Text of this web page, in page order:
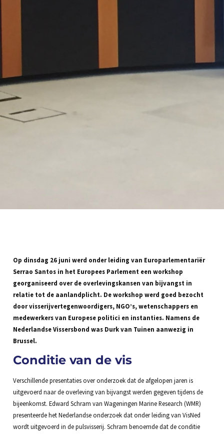
Op dinsdag 26 juni werd onder leiding van Europarlementariër
Serrao Santos in het Europees Parlement een workshop
georganiseerd over de overlevingskansen van bijvangst in
relatie tot de aanlandplicht. De workshop werd goed bezocht
door visserijvertegenwoordigers, NGO’s, wetenschappers en
medewerkers van Europese politici en instanties. Namens de
Nederlandse Vissersbond was Durk van Tuinen aanwezig in
Brussel.
Conditie van de vis
Verschillende presentaties over onderzoek dat de afgelopen jaren is
uitgevoerd naar de overleving van bijvangst werden gegeven tijdens de
bijeenkomst. Edward Schram van Wageningen Marine Research (WMR)
presenteerde het Nederlandse onderzoek dat onder leiding van VisNed
wordt uitgevoerd in de pulsvisserij. Schram benoemde dat de conditie